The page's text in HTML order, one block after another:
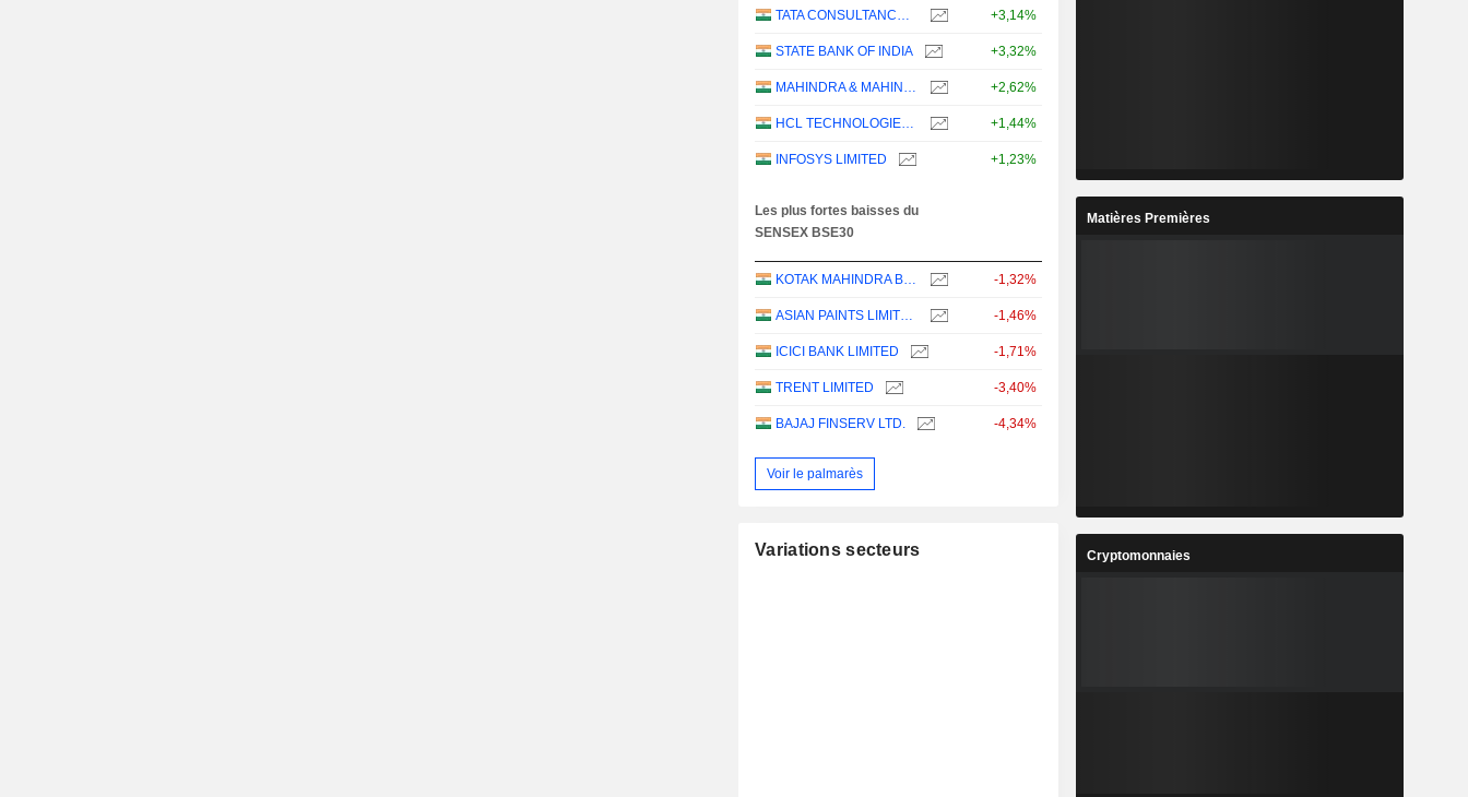
TATA CONSULTANCY SERVICES LTD. +3,14%
STATE BANK OF INDIA +3,32%
MAHINDRA & MAHINDRA LIMITED +2,62%
HCL TECHNOLOGIES LIMITED +1,44%
INFOSYS LIMITED +1,23%
Les plus fortes baisses du
SENSEX BSE30
KOTAK MAHINDRA BANK LIMITED -1,32%
ASIAN PAINTS LIMITED -1,46%
ICICI BANK LIMITED -1,71%
TRENT LIMITED -3,40%
BAJAJ FINSERV LTD. -4,34%
Voir le palmarès
Variations secteurs
Matières Premières
Cryptomonnaies